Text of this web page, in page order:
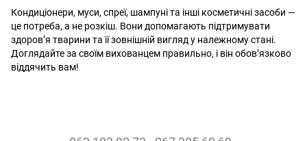
Кондиціонери, муси, спреї, шампуні та інші косметичні засоби —
це потреба, а не розкіш. Вони допомагають підтримувати
здоров’я тварини та її зовнішній вигляд у належному стані.
Доглядайте за своїм вихованцем правильно, і він обов’язково
віддячить вам!